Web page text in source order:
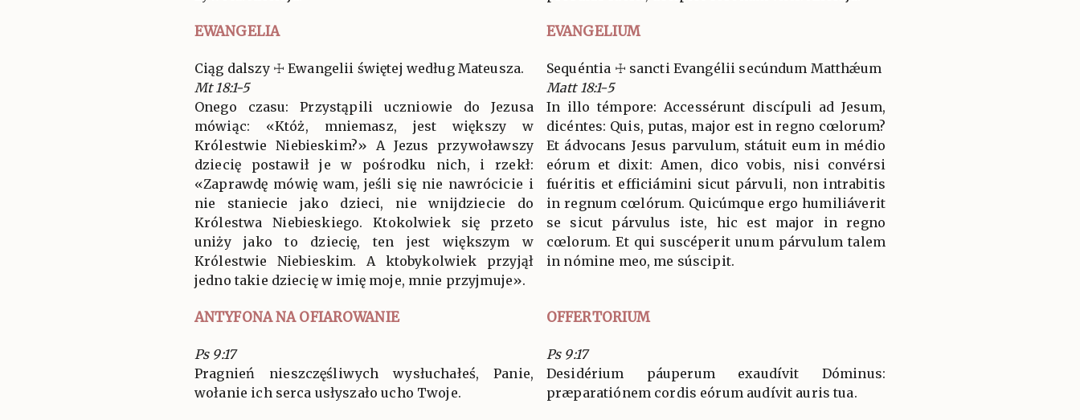
EWANGELIA EVANGELIUM
Ciąg dalszy ☩ Ewangelii świętej według Mateusza.
Mt 18:1-5
Onego czasu: Przystąpili uczniowie do Jezusa
mówiąc: «Któż, mniemasz, jest większy w
Królestwie Niebieskim?» A Jezus przywoławszy
dziecię postawił je w pośrodku nich, i rzekł:
«Zaprawdę mówię wam, jeśli się nie nawrócicie i
nie staniecie jako dzieci, nie wnijdziecie do
Królestwa Niebieskiego. Ktokolwiek się przeto
uniży jako to dziecię, ten jest większym w
Królestwie Niebieskim. A ktobykolwiek przyjął
jedno takie dziecię w imię moje, mnie przyjmuje».
Sequéntia ☩ sancti Evangélii secúndum Matthǽum
Matt 18:1-5
In illo témpore: Accessérunt discípuli ad Jesum,
dicéntes: Quis, putas, major est in regno cœlorum?
Et ádvocans Jesus parvulum, státuit eum in médio
eórum et dixit: Amen, dico vobis, nisi convérsi
fuéritis et efficiámini sicut párvuli, non intrabitis
in regnum cœlórum. Quicúmque ergo humiliáverit
se sicut párvulus iste, hic est major in regno
cœlorum. Et qui suscéperit unum párvulum talem
in nómine meo, me súscipit.
ANTYFONA NA OFIAROWANIE OFFERTORIUM
Ps 9:17
Pragnień nieszczęśliwych wysłuchałeś, Panie,
wołanie ich serca usłyszało ucho Twoje.
Ps 9:17
Desidérium páuperum exaudívit Dóminus:
præparatiónem cordis eórum audívit auris tua.